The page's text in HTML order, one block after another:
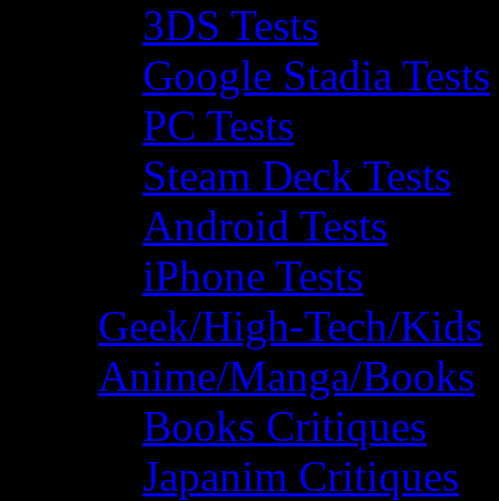
3DS Tests
Google Stadia Tests
PC Tests
Steam Deck Tests
Android Tests
iPhone Tests
Geek/High-Tech/Kids
Anime/Manga/Books
Books Critiques
Japanim Critiques